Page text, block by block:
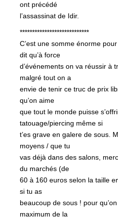
ont précédé
l’assassinat de Idir.
****************************
C’est une somme énorme
dit qu’à force
d’événements on va réussir à
malgré tout on a
envie de tenir ce truc de prix
qu’on aime
que tout le monde puisse
tatouage/piercing même si
t’es grave en galere de sous.
moyens / que tu
vas déjà dans des salons,
du marchés (de
60 à 160 euros selon la taille
si tu as
beaucoup de sous ! pour
maximum de la